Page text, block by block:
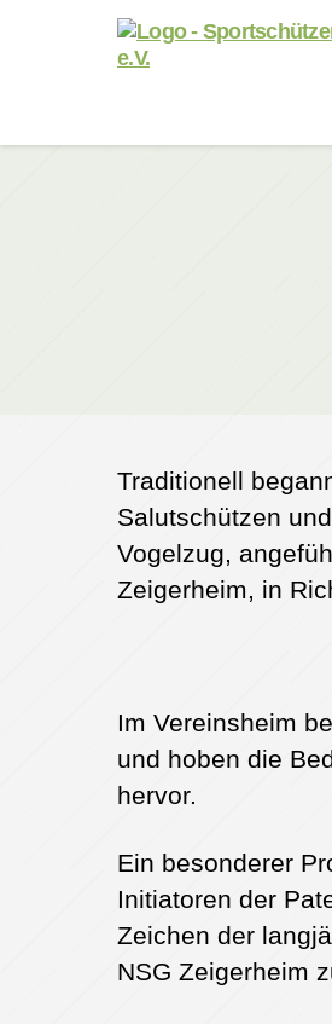
Traditionell
Salutschützen
Vogelzug,
Zeigerheim, in
Im Vereinsheim
und hoben die
hervor.
Ein besonderer
Initiatoren der
Zeichen der
NSG Zeigerheim